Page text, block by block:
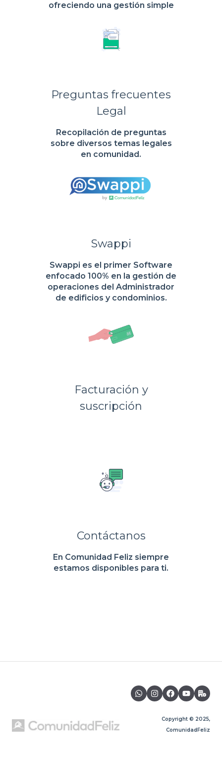
ofreciendo una gestión simple
Preguntas frecuentes
Legal
Recopilación de preguntas
sobre diversos temas legales
en comunidad.
Swappi
Swappi es el primer Software
enfocado 100% en la gestión de
operaciones del Administrador
de edificios y condominios.
Facturación y
suscripción
Contáctanos
En Comunidad Feliz siempre
estamos disponibles para ti.
Copyright © 2025,
ComunidadFeliz